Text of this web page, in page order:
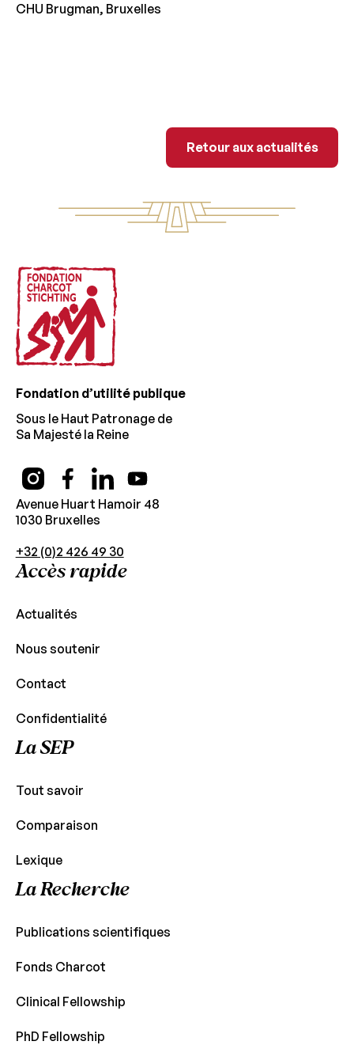
CHU Brugman, Bruxelles
Retour aux
Retour aux actualités
Fondation d’utilité publique
Sous le Haut Patronage de
Sa Majesté la Reine
Avenue Huart Hamoir 48
1030 Bruxelles
+32 (0)2 426 49 30
Accès rapide
Actualités
Nous soutenir
Contact
Confidentialité
La SEP
Tout savoir
Comparaison
Lexique
La Recherche
Publications scientifiques
Fonds Charcot
Clinical Fellowship
PhD Fellowship